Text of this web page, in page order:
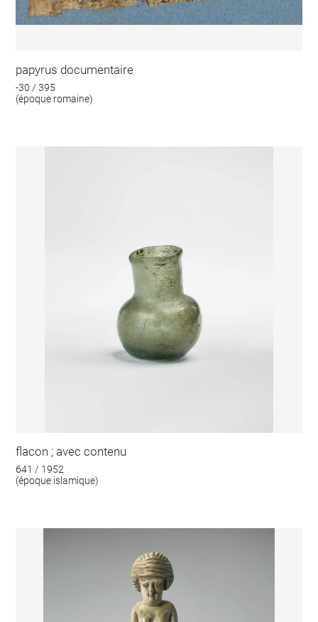
papyrus documentaire
-30 / 395
(époque romaine)
flacon ; avec contenu
641 / 1952
(époque islamique)